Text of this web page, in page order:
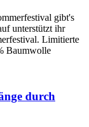
gibt's
unterstützt ihr
Limitierte
Baumwolle
durch